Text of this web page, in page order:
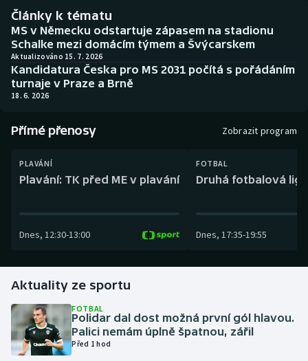
Biatlon
Boby a skeleton
Box
Florbal
Golf
Házená
Jezdectví
Aplikace ČT sport
AZ kvíz
Články k tématu
MS v Německu odstartuje zápasem na stadionu
Schalke mezi domácím týmem a Švýcarskem
Aktualizováno 15. 7. 2026
Kandidatura Česka pro MS 2031 počítá s pořádáním
turnaje v Praze a Brně
18. 6. 2026
Přímé přenosy Zobrazit program
PLAVÁNÍ
Plavání: TK před ME v plavání
Dnes, 12:30-13:00
FOTBAL
Druhá fotbalová
Dnes, 17:35-19:55
Aktuality ze sportu
FOTBAL
Polidar dal dost možná první gól hlavou.
Palici nemám úplně špatnou, zářil
Před 1 hod